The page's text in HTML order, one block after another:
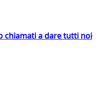
chiamati a dare tutti noi